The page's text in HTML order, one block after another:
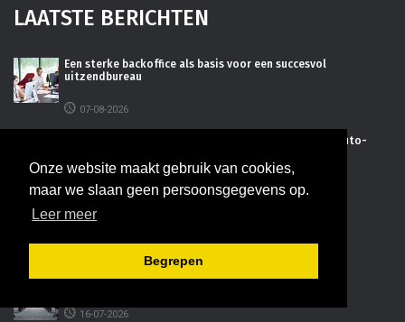
Onze website maakt gebruik van cookies,
maar we slaan geen persoonsgegevens op.
Leer meer
Begrepen
LAATSTE BERICHTEN
Een sterke backoffice als basis voor een succesvol
uitzendbureau
07-08-2026
Vergelijk garages in Hoeksche Waard en bespaar op auto-
07-08-2026
Efficiënt projectmanagement voor regionale groei
De juiste bedrijfsruimte kiezen voor uw onderneming
16-07-2026